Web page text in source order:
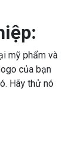
mỹ phẩm và
của bạn
Hãy thử nó